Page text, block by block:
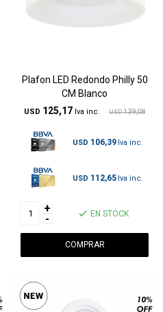
Plafon LED Redondo Philly 50
CM Blanco
USD 125,17 USD 139,08
USD 106,39
USD 112,65
+
- EN STOCK